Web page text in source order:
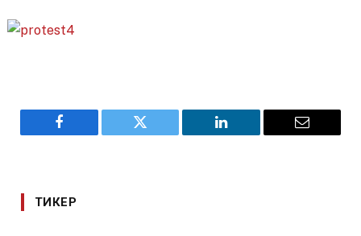
Facebook Twitter LinkedIn Email
ТИКЕР